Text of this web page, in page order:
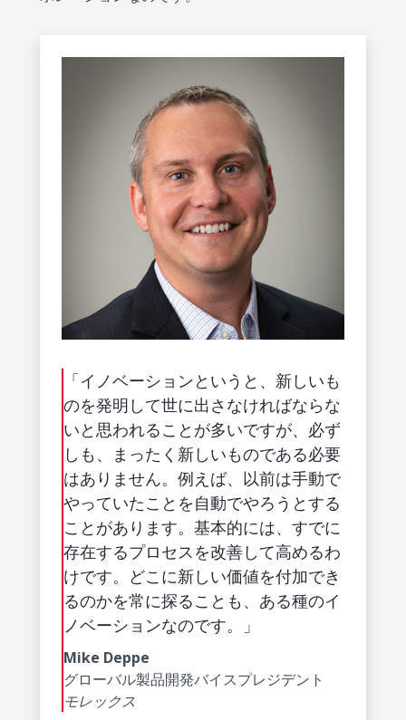
「イノベーションというと、新しいも
のを発明して世に出さなければならな
いと思われることが多いですが、必ず
しも、まったく新しいものである必要
はありません。例えば、以前は手動で
やっていたことを自動でやろうとする
ことがあります。基本的には、すでに
存在するプロセスを改善して高めるわ
けです。どこに新しい価値を付加でき
るのかを常に探ることも、ある種のイ
ノベーションなのです。」
Mike Deppe
グローバル製品開発バイスプレジデント
モレックス